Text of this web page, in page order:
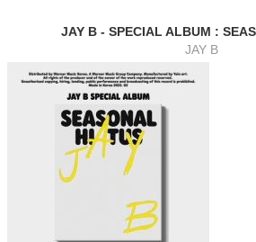
JAY B - SPECIAL ALBUM :
JAY B